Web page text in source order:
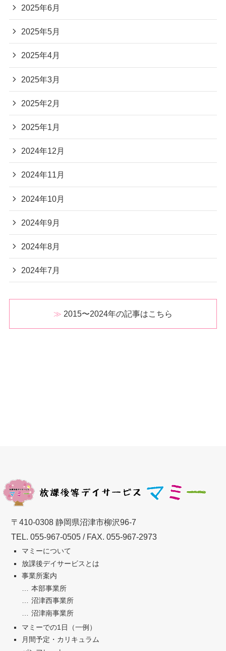
2025年6月
2025年5月
2025年4月
2025年3月
2025年2月
2025年1月
2024年12月
2024年11月
2024年10月
2024年9月
2024年8月
2024年7月
2015〜2024年の記事はこちら
〒410-0308 静岡県沼津市柳沢96-7
TEL.055-967-0505 / FAX. 055-967-2973
マミーについて
放課後デイサービスとは
事業所案内
本部事業所
沼津西事業所
沼津南事業所
マミーでの1日（一例）
月間予定・カリキュラム